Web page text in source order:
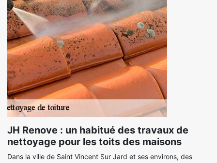
JH Renove : un habitué des travaux de
nettoyage pour les toits des maisons
Dans la ville de Saint Vincent Sur Jard et ses environs, des